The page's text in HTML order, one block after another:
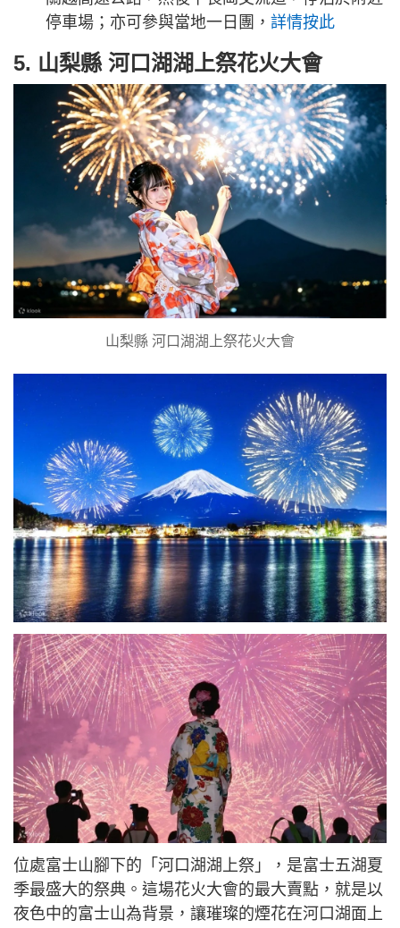
停車場；亦可參與當地一日團， 詳情按此
5. 山梨縣 河口湖湖上祭花火大會
山梨縣 河口湖湖上祭花火大會
位處富士山腳下的「河口湖湖上祭」，是富士五湖夏
季最盛大的祭典。這場花火大會的最大賣點，就是以
夜色中的富士山為背景，讓璀璨的煙花在河口湖面上